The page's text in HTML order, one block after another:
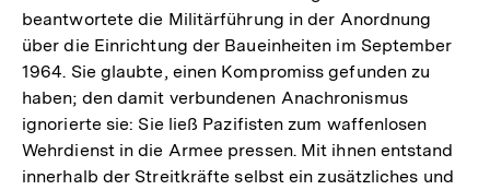
beantwortete die Militärführung in der Anordnung
über die Einrichtung der Baueinheiten im September
1964. Sie glaubte, einen Kompromiss gefunden zu
haben; den damit verbundenen Anachronismus
ignorierte sie: Sie ließ Pazifisten zum waffenlosen
Wehrdienst in die Armee pressen. Mit ihnen entstand
innerhalb der Streitkräfte selbst ein zusätzliches und